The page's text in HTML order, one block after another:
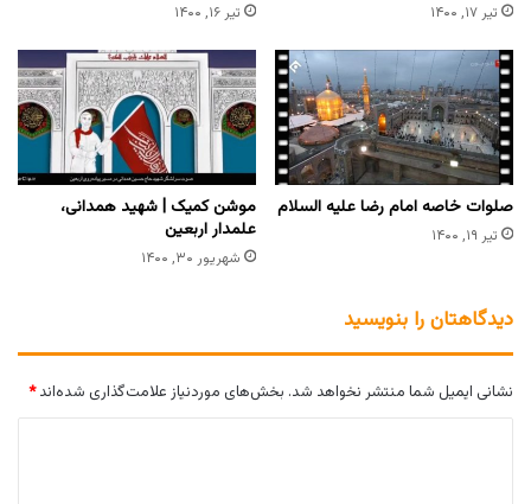
تیر ۱۷, ۱۴۰۰ تیر ۱۶, ۱۴۰۰
صلوات خاصه امام رضا علیه السلام
تیر ۱۹, ۱۴۰۰
موشن کمیک | شهید همدانی،
علمدار اربعین
شهریور ۳۰, ۱۴۰۰
دیدگاهتان را بنویسید
نشانی ایمیل شما منتشر نخواهد شد. بخش‌های موردنیاز علامت‌گذاری شده‌اند*